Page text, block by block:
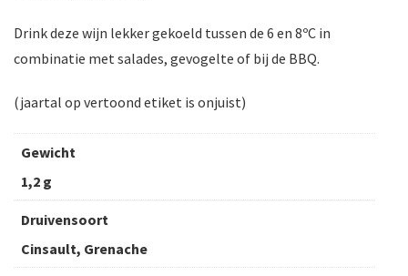
Drink deze wijn lekker gekoeld tussen de 6 en 8ºC in
combinatie met salades, gevogelte of bij de BBQ.
(jaartal op vertoond etiket is onjuist)
Gewicht
1,2 g
Druivensoort
Cinsault, Grenache